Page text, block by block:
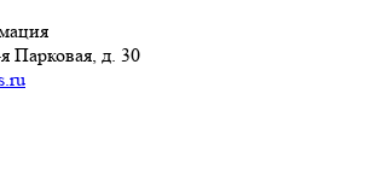
Парковая, д. 30